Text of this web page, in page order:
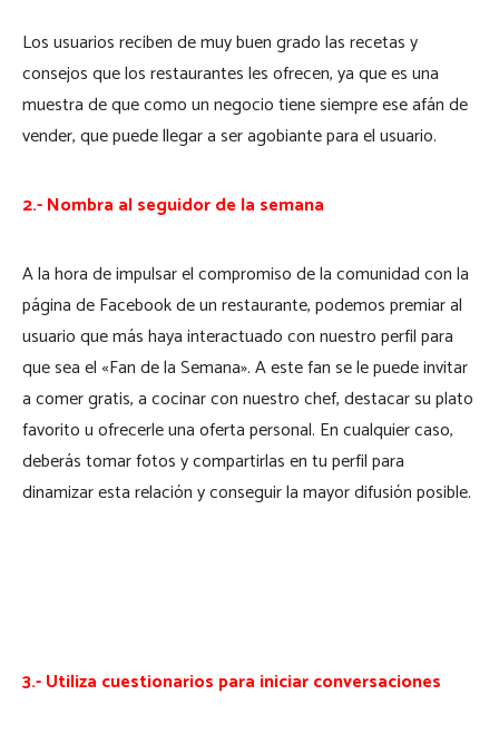
Los usuarios reciben de muy buen grado las recetas y
consejos que los restaurantes les ofrecen, ya que es una
muestra de que como un negocio tiene siempre ese afán de
vender, que puede llegar a ser agobiante para el usuario.
2.- Nombra al seguidor de la semana
A la hora de impulsar el compromiso de la comunidad con la
página de Facebook de un restaurante, podemos premiar al
usuario que más haya interactuado con nuestro perfil para
que sea el «Fan de la Semana». A este fan se le puede invitar
a comer gratis, a cocinar con nuestro chef, destacar su plato
favorito u ofrecerle una oferta personal. En cualquier caso,
deberás tomar fotos y compartirlas en tu perfil para
dinamizar esta relación y conseguir la mayor difusión posible.
3.- Utiliza cuestionarios para iniciar conversaciones